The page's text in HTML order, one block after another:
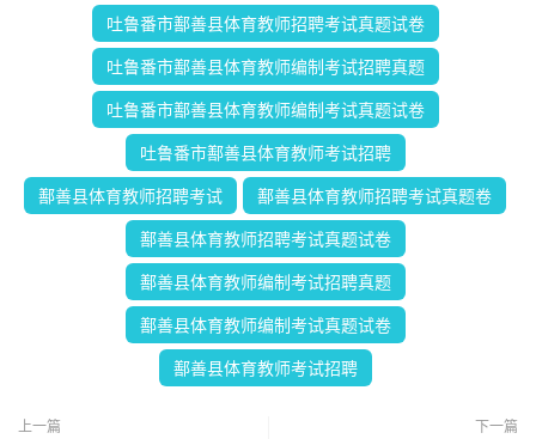
吐鲁番市鄯善县体育教师招聘考试真题试卷
吐鲁番市鄯善县体育教师编制考试招聘真题
吐鲁番市鄯善县体育教师编制考试真题试卷
吐鲁番市鄯善县体育教师考试招聘
鄯善县体育教师招聘考试 鄯善县体育教师招聘考试真题卷
鄯善县体育教师招聘考试真题试卷
鄯善县体育教师编制考试招聘真题
鄯善县体育教师编制考试真题试卷
鄯善县体育教师考试招聘
上一篇 下一篇